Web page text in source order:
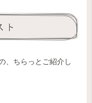
ト
、ちらっとご紹介し